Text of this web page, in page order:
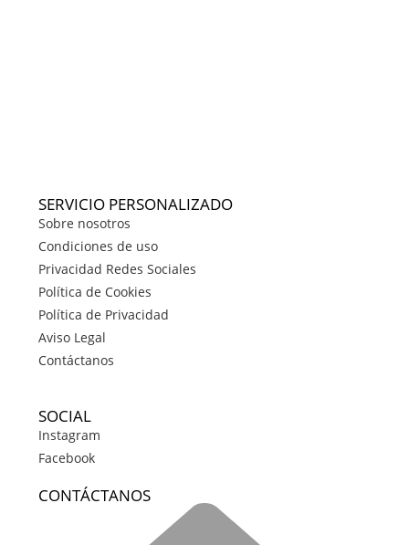
SERVICIO PERSONALIZADO
Sobre nosotros
Condiciones de uso
Privacidad Redes Sociales
Política de Cookies
Política de Privacidad
Aviso Legal
Contáctanos
SOCIAL
Instagram
Facebook
CONTÁCTANOS